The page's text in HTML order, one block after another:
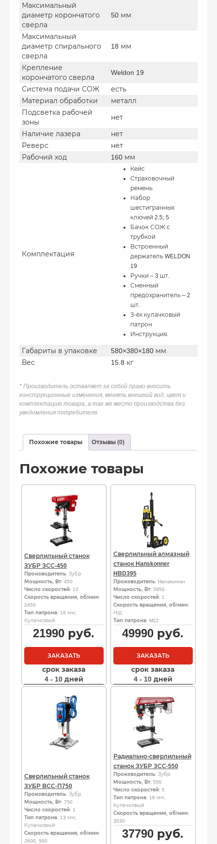
Максимальный
диаметр корончатого
сверла
50 мм
Максимальный
диаметр спирального
сверла
18 мм
Крепление
корончатого сверла
Weldon 19
Система подачи СОЖ
есть
Материал обработки
металл
Подсветка рабочей
зоны
нет
Наличие лазера
нет
Реверс
нет
Рабочий ход
160 мм
Комплектация
Кейс
Страховочный
ремень
Набор
шестигранных
ключей 2.5; 5
Бачок СОЖ с
трубкой
Встроенный
держатель WELDON
19
Ручки – 3 шт.
Сменный
предохранитель – 2
шт.
З-ёх кулачковый
патрон
Инструкция.
Габариты в упаковке
580×380×180 мм
Вес
15.8 кг
* Производитель оставляет за собой право вносить
конструкционные изменения, менять внешний вид, цвет и
комплектацию товара, а так же место производства без
уведомления потребителя.
Похожие товары Отзывы (0)
Похожие товары
Сверлильный станок
ЗУБР ЗСС-450
Производитель: Зубр
Мощность, Вт: 450
Число скоростей: 12
Скорость вращения, об/мин:
2450
Тип патрона: 16 мм,
Кулачковый
21990 руб.
ЗАКАЗАТЬ
срок заказа
4 - 10 дней
Сверлильный алмазный
станок Hanskonner
HBD395
Производитель: Hanskonner
Мощность, Вт: 3950
Число скоростей: 1
Скорость вращения, об/мин:
Н/д
Тип патрона: M22
49990 руб.
ЗАКАЗАТЬ
срок заказа
4 - 10 дней
Сверлильный станок
ЗУБР ВСС-П750
Производитель: Зубр
Мощность, Вт: 750
Число скоростей: 1
Тип патрона: 13 мм,
Кулачковый
Скорость вращения, об/мин:
2600, 500
Радиально-сверлильный
станок ЗУБР ЗСС-550
Производитель: Зубр
Мощность, Вт: 550
Число скоростей: 5
Тип патрона: 16 мм,
Кулачковый
Скорость вращения, об/мин:
3030
37790 руб.